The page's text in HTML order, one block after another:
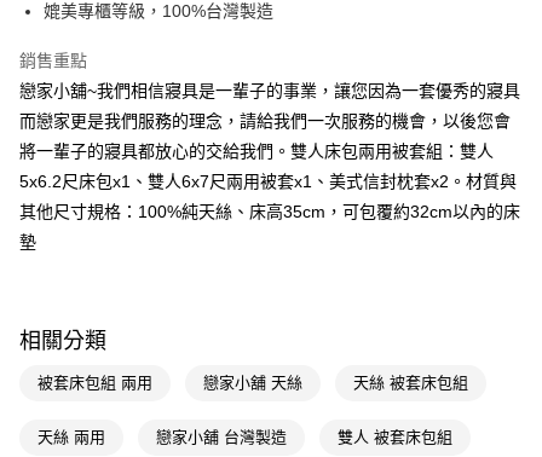
Google Pay
AFTEE先享後付
相關說明
【關於「AFTEE先享後付」】
AFTEE先享後付是「在收到商品之後才付款」的支付方式。 讓您購物簡單
便利好安心！
１．簡單：不需註冊會員、不需綁卡、不需儲值。
【「AFTEE先享後付」結帳流程】
１．於結帳方式選擇「AFTEE先享後付」後，將跳轉至「AFTEE先享後付」
結帳頁面，進行簡訊認證並確認金額後，即可完成結帳。
ATM／網路銀行／等多元方式進行付款，方視為交易完成。
運送方式
宅配(廠商直送🚚)
宅配(離島廠商直送🚚)
媲美專櫃等級，100%台灣製造
銷售重點
戀家小舖~我們相信寢具是一輩子的事業，讓您因為一套優秀的寢具
而戀家更是我們服務的理念，請給我們一次服務的機會，以後您會
將一輩子的寢具都放心的交給我們。雙人床包兩用被套組：雙人
5x6.2尺床包x1、雙人6x7尺兩用被套x1、美式信封枕套x2。材質與
其他尺寸規格：100%純天絲、床高35cm，可包覆約32cm以內的床
墊
相關分類
被套床包組 兩用 戀家小舖 天絲 天絲 被套床包組
天絲 兩用 戀家小舖 台灣製造 雙人 被套床包組